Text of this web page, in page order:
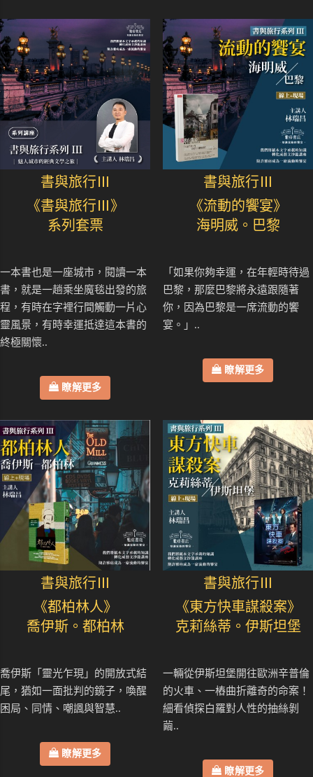
書與旅行Ⅲ
《書與旅行Ⅲ》
系列套票
一本書也是一座城市，閱讀一本
書，就是一趟乘坐魔毯出發的旅
程，有時在字裡行間觸動一片心
靈風景，有時幸運抵達這本書的
終極關懷..
瞭解更多
書與旅行Ⅲ
《流動的饗宴》
海明威。巴黎
「如果你夠幸運，在年輕時待過
巴黎，那麼巴黎將永遠跟隨著
你，因為巴黎是一席流動的饗
宴。」..
瞭解更多
書與旅行Ⅲ
《都柏林人》
喬伊斯。都柏林
喬伊斯「靈光乍現」的開放式結
尾，猶如一面批判的鏡子，喚醒
困局、同情、嘲諷與智慧..
瞭解更多
書與旅行Ⅲ
《東方快車謀殺案》
克莉絲蒂。伊斯坦堡
一輛從伊斯坦堡開往歐洲辛普倫
的火車、一樁曲折離奇的命案！
細看偵探白羅對人性的抽絲剝
繭..
瞭解更多